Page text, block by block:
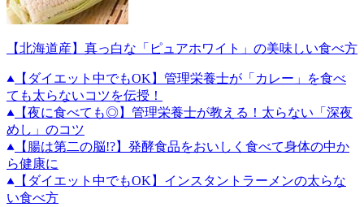
【北海道産】真っ白な「ピュアホワイト」の美味しい食べ方
【ダイエット中でもOK】管理栄養士が「カレー」を食べ
ても太らないコツを伝授！
【夜に食べても◎】管理栄養士が教える！太らない「深夜
めし」のコツ
【腸は第二の脳!?】発酵食品をおいしく食べて身体の中か
ら健康に
【ダイエット中でもOK】インスタントラーメンの太らな
い食べ方